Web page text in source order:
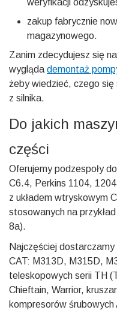
zakup fabrycznie
magazynowego.
Zanim zdecydujesz się
wygląda demontaż
żeby wiedzieć, czego
z silnika.
Do jakich
części
Oferujemy podzespoły
C6.4, Perkins 1104,
z układem wtryskowym
stosowanych na
8a).
Najczęściej
CAT: M313D, M315D,
teleskopowych serii TH
Chieftain, Warrior,
kompresorów